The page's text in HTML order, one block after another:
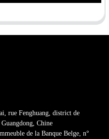
rue Fenghuang, district de
Chine
de la Banque Belge, n°